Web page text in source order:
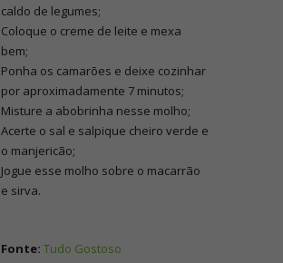
caldo de legumes;
Coloque o creme de leite e mexa
bem;
Ponha os camarões e deixe cozinhar
por aproximadamente 7 minutos;
Misture a abobrinha nesse molho;
Acerte o sal e salpique cheiro verde e
o manjericão;
Jogue esse molho sobre o macarrão
e sirva.
Fonte: Tudo Gostoso